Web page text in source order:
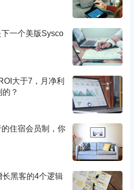
一个美版Sysco
大于7，月净利
？
住宿会员制，你
黑客的4个逻辑